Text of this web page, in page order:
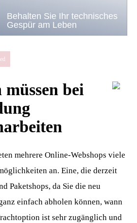
Behalten Sie Ihr technisches
Gespür am Leben
bei
mehrere Online-Webshops viele
an. Eine, die derzeit
Paketshops, da Sie die neu
einfach abholen können, wann
ist sehr zugänglich und